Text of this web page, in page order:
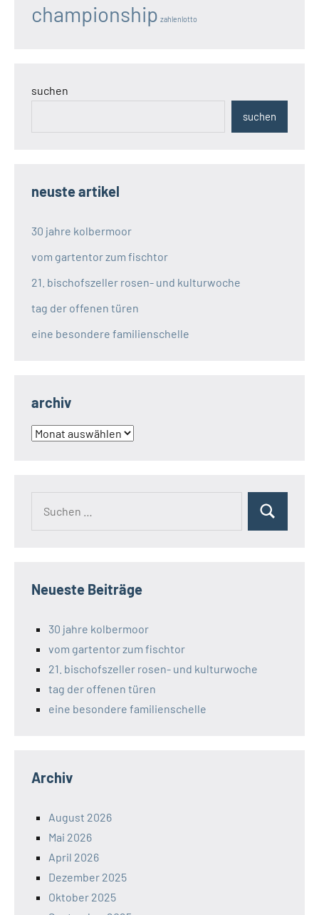
championship zahlenlotto
suchen
suchen
neuste artikel
30 jahre kolbermoor
vom gartentor zum fischtor
21. bischofszeller rosen- und kulturwoche
tag der offenen türen
eine besondere familienschelle
archiv
archiv
Suchen
Neueste Beiträge
30 jahre kolbermoor
vom gartentor zum fischtor
21. bischofszeller rosen- und kulturwoche
tag der offenen türen
eine besondere familienschelle
Archiv
August 2026
Mai 2026
April 2026
Dezember 2025
Oktober 2025